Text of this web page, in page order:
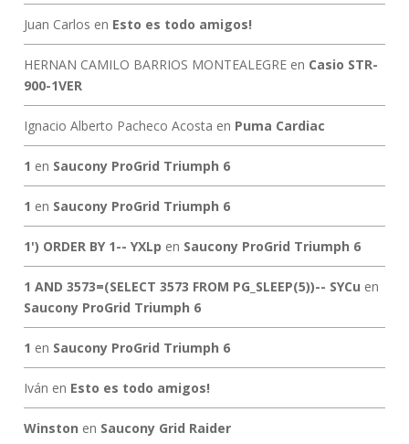
Juan Carlos en Esto es todo amigos!
HERNAN CAMILO BARRIOS MONTEALEGREen Casio STR-
900-1VER
Ignacio Alberto Pacheco Acosta en Puma Cardiac
1 en Saucony ProGrid Triumph 6
1 en Saucony ProGrid Triumph 6
1') ORDER BY 1-- YXLp en Saucony ProGrid Triumph 6
1 AND 3573=(SELECT 3573 FROM PG_SLEEP(5))-- SYCu en
Saucony ProGrid Triumph 6
1 en Saucony ProGrid Triumph 6
Iván en Esto es todo amigos!
Winston en Saucony Grid Raider